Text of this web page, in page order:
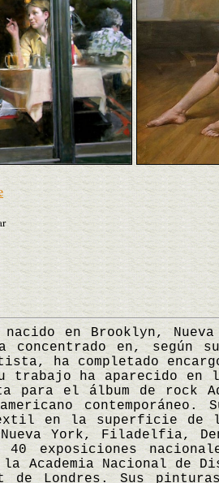
en Brooklyn, Nueva
concentrado en, según
ha completado
trabajo ha aparecido
para el álbum de rock
contemporáneo.
en la superficie de
Nueva York, Filadelfia,
40 exposiciones
Nacional de
Londres. Sus